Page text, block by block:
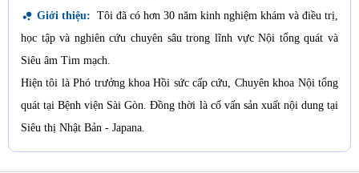
bubble_chart Giới thiệu: Tôi đã có hơn 30 năm kinh nghiệm khám và điều trị,
học tập và nghiên cứu chuyên sâu trong lĩnh vực Nội tổng quát và
Siêu âm Tim mạch.
Hiện tôi là Phó trưởng khoa Hồi sức cấp cứu, Chuyên khoa Nội tổng
quát tại Bệnh viện Sài Gòn. Đồng thời là cố vấn sản xuất nội dung tại
Siêu thị Nhật Bản - Japana.